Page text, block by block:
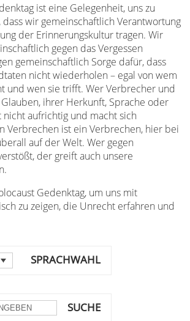
ist eine Gelegenheit, uns zu
dass wir gemeinschaftlich Verantwortung
der Erinnerungskultur tragen. Wir
gegen das Vergessen
gemeinschaftlich Sorge dafür, dass
nicht wiederholen – egal von wem
und wen sie trifft. Wer Verbrecher und
ihrer Herkunft, Sprache oder
aufrichtig und macht sich
Verbrechen ist ein Verbrechen, hier bei
auf der Welt. Wer gegen
der greift auch unsere
Gedenktag, um uns mit
zu zeigen, die Unrecht erfahren und
SPRACHWAHL
SUCHE